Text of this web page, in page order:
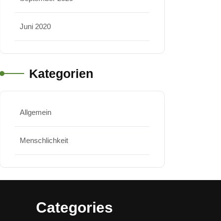
Juni 2020
Kategorien
Allgemein
Menschlichkeit
Categories